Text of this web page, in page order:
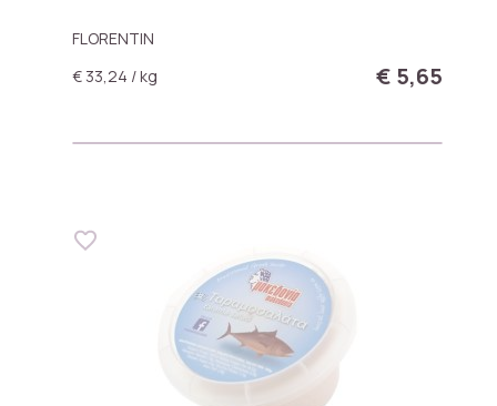
FLORENTIN
€ 33,24 / kg
€ 5,65